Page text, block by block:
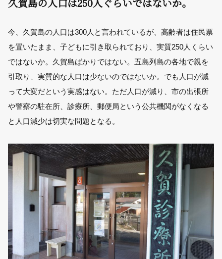
久賀島の人口は250人ぐらいではないか。
今、久賀島の人口は300人と言われているが、高齢者は住民票
を置いたまま、子どもに引き取られており、実質250人くらい
ではないか。久賀島ばかりではない。五島列島の各地で親を
引取り、実質的な人口は少ないのではないか。でも人口が減
って大変だという実感はない。ただ人口が減り、市の出張所
や警察の駐在所、診療所、郵便局という公共機関がなくなる
と人口減少は切実な問題となる。